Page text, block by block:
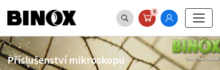
0
Příslušenství mikroskopu